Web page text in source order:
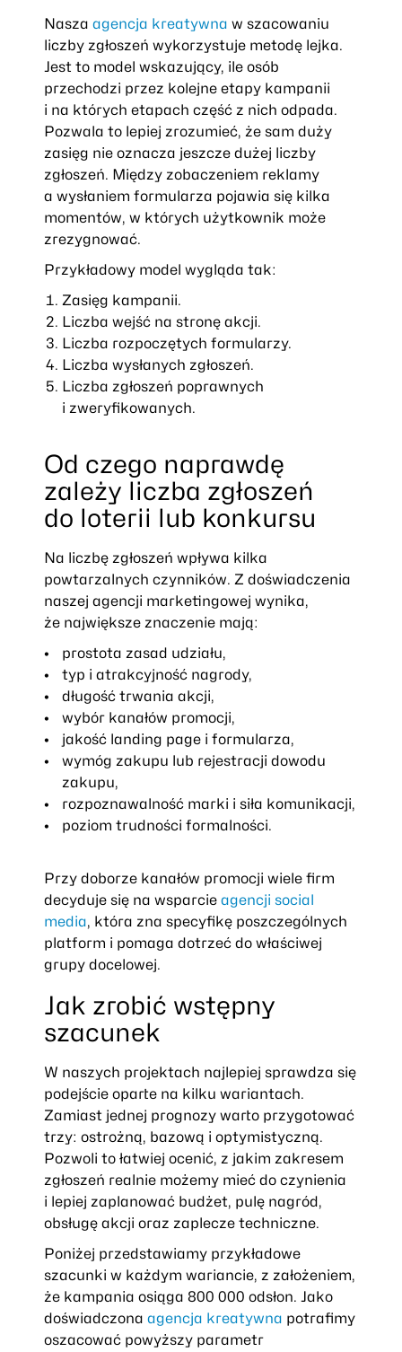
Nasza agencja kreatywna w szacowaniu
liczby zgłoszeń wykorzystuje metodę lejka.
Jest to model wskazujący, ile osób
przechodzi przez kolejne etapy kampanii
i na których etapach część z nich odpada.
Pozwala to lepiej zrozumieć, że sam duży
zasięg nie oznacza jeszcze dużej liczby
zgłoszeń. Między zobaczeniem reklamy
a wysłaniem formularza pojawia się kilka
momentów, w których użytkownik może
zrezygnować.
Przykładowy model wygląda tak:
Zasięg kampanii.
Liczba wejść na stronę akcji.
Liczba rozpoczętych formularzy.
Liczba wysłanych zgłoszeń.
Liczba zgłoszeń poprawnych
i zweryfikowanych.
Od czego naprawdę
zależy liczba zgłoszeń
do loterii lub konkursu
Na liczbę zgłoszeń wpływa kilka
powtarzalnych czynników. Z doświadczenia
naszej agencji marketingowej wynika,
że największe znaczenie mają:
prostota zasad udziału,
typ i atrakcyjność nagrody,
długość trwania akcji,
wybór kanałów promocji,
jakość landing page i formularza,
wymóg zakupu lub rejestracji dowodu
zakupu,
rozpoznawalność marki i siła komunikacji,
poziom trudności formalności.
Przy doborze kanałów promocji wiele firm
decyduje się na wsparcie agencji social
media, która zna specyfikę poszczególnych
platform i pomaga dotrzeć do właściwej
grupy docelowej.
Jak zrobić wstępny
szacunek
W naszych projektach najlepiej sprawdza się
podejście oparte na kilku wariantach.
Zamiast jednej prognozy warto przygotować
trzy: ostrożną, bazową i optymistyczną.
Pozwoli to łatwiej ocenić, z jakim zakresem
zgłoszeń realnie możemy mieć do czynienia
i lepiej zaplanować budżet, pulę nagród,
obsługę akcji oraz zaplecze techniczne.
Poniżej przedstawiamy przykładowe
szacunki w każdym wariancie, z założeniem,
że kampania osiąga 800 000 odsłon. Jako
doświadczona agencja kreatywna potrafimy
oszacować powyższy parametr